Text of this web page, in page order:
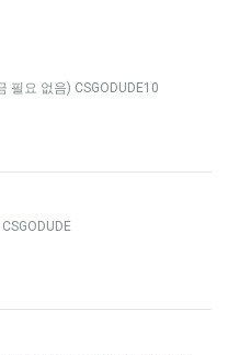
필요 없음) CSGODUDE10